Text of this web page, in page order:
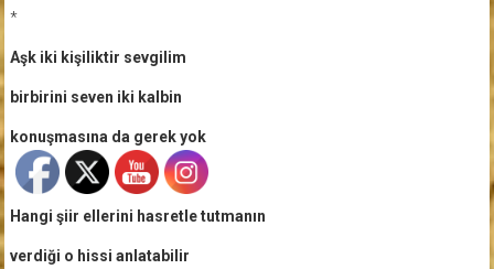
*
Aşk iki kişiliktir sevgilim
birbirini seven iki kalbin
konuşmasına da gerek yok
Hangi şiir ellerini hasretle tutmanın
verdiği o hissi anlatabilir